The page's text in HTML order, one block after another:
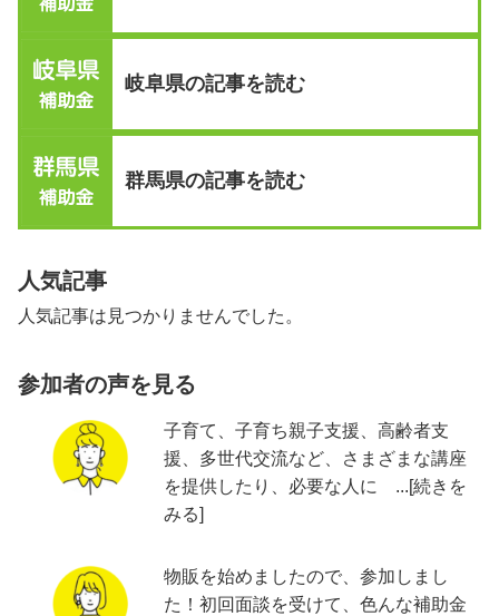
岐阜県の記事を読む
群馬県の記事を読む
人気記事
人気記事は見つかりませんでした。
参加者の声を見る
子育て、子育ち親子支援、高齢者支
援、多世代交流など、さまざまな講座
を提供したり、必要な人に ...[続きを
みる]
物販を始めましたので、参加しまし
た！初回面談を受けて、色んな補助金